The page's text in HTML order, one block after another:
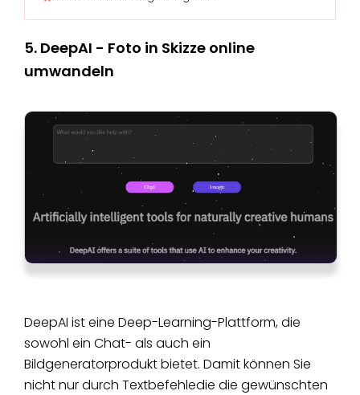
5. DeepAI - Foto in Skizze online
umwandeln
DeepAI ist eine Deep-Learning-Plattform, die
sowohl ein Chat- als auch ein
Bildgeneratorprodukt bietet. Damit können Sie
nicht nur durch Textbefehledie die gewünschten